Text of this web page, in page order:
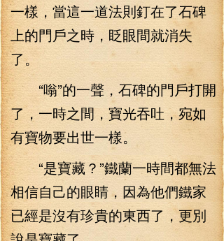
一樣，當這一道法則釘在了石碑
上的門戶之時，眨眼間就消失
了。
“嗡”的一聲，石碑的門戶打開
了，一時之間，寶光吞吐，宛如
有寶物要出世一樣。
“是寶藏？”鐵蘭一時間都無法
相信自己的眼睛，因為他們鐵家
已經是沒有珍貴的東西了，更別